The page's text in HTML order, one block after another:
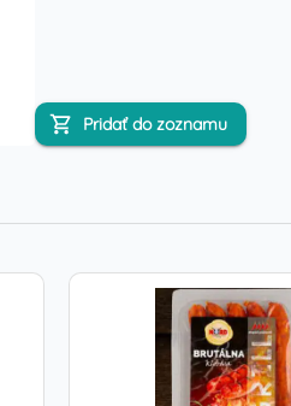
Pridať do zoznamu